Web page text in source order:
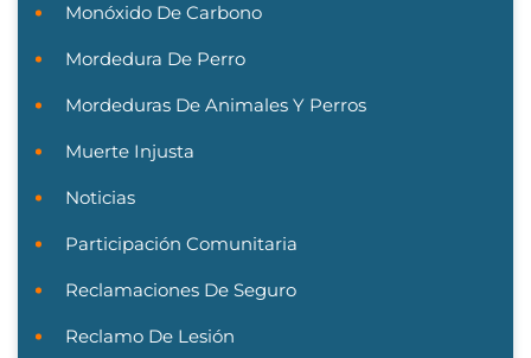
Monóxido De Carbono
Mordedura De Perro
Mordeduras De Animales Y Perros
Muerte Injusta
Noticias
Participación Comunitaria
Reclamaciones De Seguro
Reclamo De Lesión